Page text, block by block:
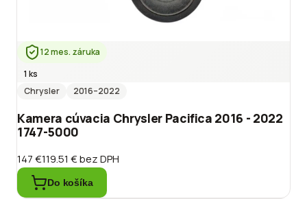
12 mes. záruka
1 ks
Chrysler
2016–2022
Kamera cúvacia Chrysler Pacifica 2016 - 2022
1747-5000
147 €119.51 €bez DPH
Do košíka